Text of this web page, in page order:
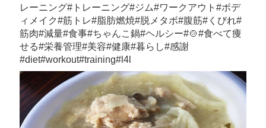
レーニング#トレーニング#ジム#ワークアウト#ボデ
ィメイク#筋トレ#脂肪燃焼#脱メタボ#腹筋#くびれ#
筋肉#減量#食事#ちゃんこ鍋#ヘルシー#🍲#食べて痩
せる#栄養管理#美容#健康#暮らし#感謝
#diet#workout#training#l4l